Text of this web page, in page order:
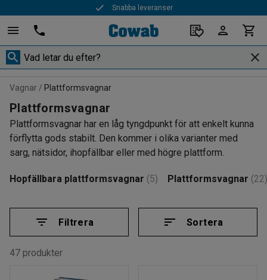
Snabba leveranser
Vagnar Plattformsvagnar
Plattformsvagnar
Plattformsvagnar har en låg tyngdpunkt för att enkelt kunna
förflytta gods stabilt. Den kommer i olika varianter med
sarg, nätsidor, ihopfällbar eller med högre plattform.
Hopfällbara plattformsvagnar (5) Plattformsvagnar (22)
Filtrera Sortera
47 produkter